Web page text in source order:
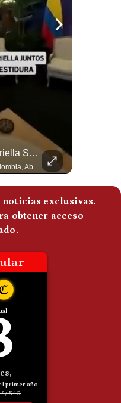
Abelardo De La Espriella Se Reúne Con Javier Milei En Cali | Gestión Mundo
El presidente electo de Colombia, Abelardo de la Espriella, sostuvo una reunión bilateral en Cali con el mandatario argentino Javier Milei. El encuentro se dio pocas horas antes de la ceremonia de investidura presidencial para el periodo 2026-2030, marcando el inicio de una nueva alianza estratégica regional. #DeLaEspriella #JavierMilei #Colombia #Argentina #PoliticaLatina #Shorts 👉 Suscríbete y activa la campana para no perderte nuestro análisis diario. 🌎 Síguenos en nuestras redes sociales: 📌 Web oficial: https://gestion.pe/mundo/ 📌 LinkedIn: http://bit.ly/3HYIET0 📌 X (Twitter): http://bit.ly/4noZtX9 📌 TikTok: http://bit.ly/4evB6TO